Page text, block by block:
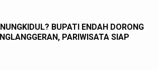
BUPATI ENDAH DORONG
PARIWISATA SIAP